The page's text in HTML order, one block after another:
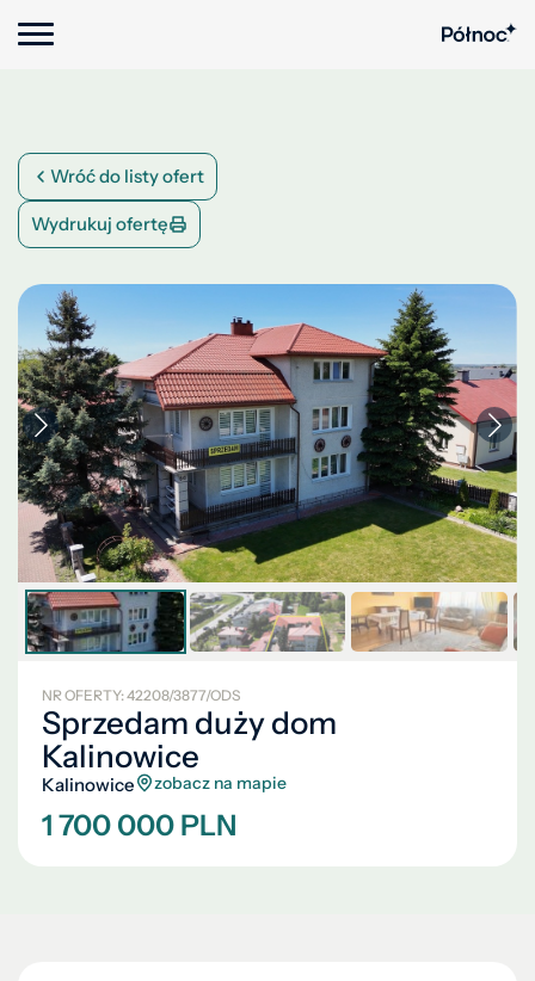
Wróć do listy ofert
Wydrukuj ofertę
NR OFERTY: 42208/3877/ODS
Sprzedam duży dom
Kalinowice
Kalinowice zobacz na mapie
1 700 000 PLN